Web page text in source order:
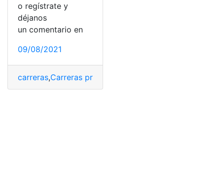
o regístrate y
déjanos
un comentario en
09/08/2021
carreras,Carreras profesionales